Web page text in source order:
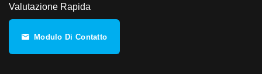
Valutazione Rapida
Modulo Di Contatto